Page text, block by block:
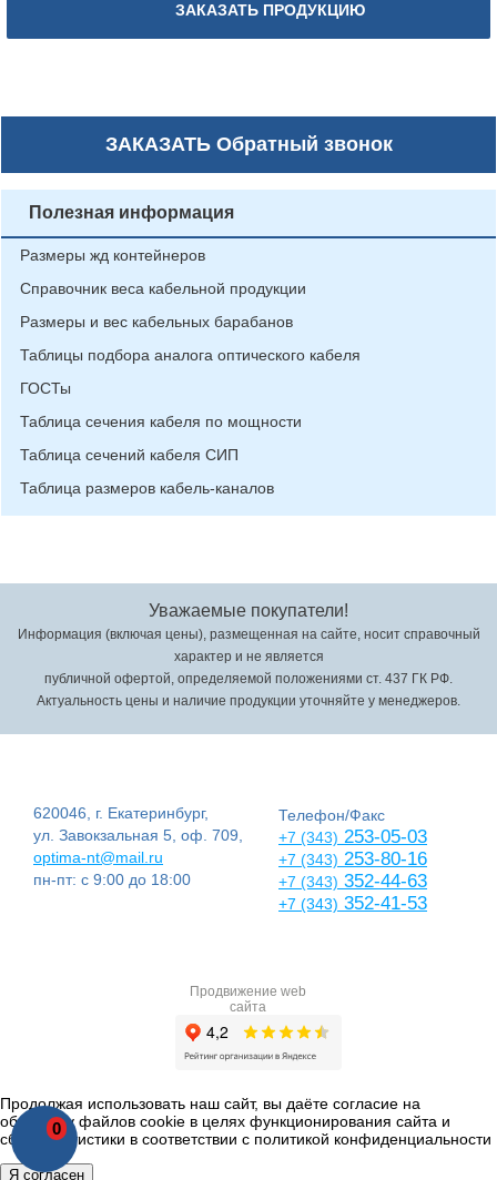
ЗАКАЗАТЬ ПРОДУКЦИЮ
ЗАКАЗАТЬОбратный звонок
0
Полезная информация
Размеры жд контейнеров
Справочник веса кабельной продукции
Размеры и вес кабельных барабанов
Таблицы подбора аналога оптического кабеля
ГОСТы
Таблица сечения кабеля по мощности
Таблица сечений кабеля СИП
Таблица размеров кабель-каналов
Уважаемые покупатели!
Информация (включая цены), размещенная на сайте, носит справочный
характер и не является
публичной офертой, определяемой положениями ст. 437 ГК РФ.
Актуальность цены и наличие продукции уточняйте у менеджеров.
620046, г. Екатеринбург,
ул. Завокзальная 5, оф. 709,
optima-nt@mail.ru
пн-пт: с 9:00 до 18:00
Телефон/Факс
+7 (343) 253-05-03
+7 (343) 253-80-16
+7 (343) 352-44-63
+7 (343) 352-41-53
Продвижение web
сайта
Продолжая использовать наш сайт, вы даёте согласие на
обработку файлов cookie в целях функционирования сайта и
сбора статистики в соответствии с политикой конфиденциальности
Я согласен